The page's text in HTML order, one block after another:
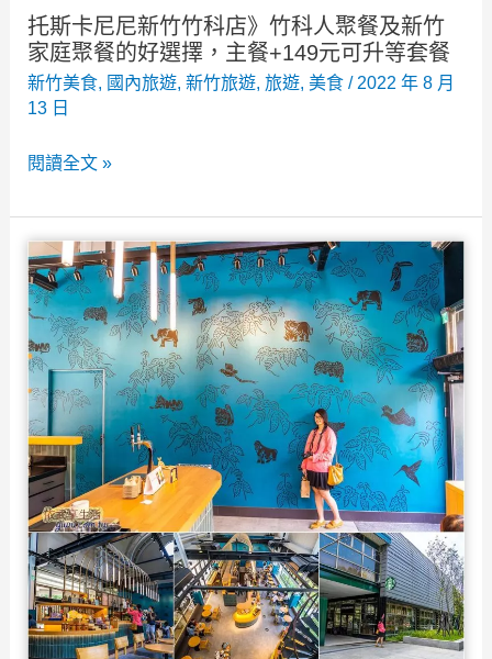
室、
漫
畫
無
看，
下
午
茶
火
車
的
好
地
方！
含
交
通、
停
托斯卡尼尼新竹竹科店》竹科人聚餐及新竹
家庭聚餐的好選擇，主餐+149元可升等套餐
新竹美食, 國內旅遊, 新竹旅遊, 旅遊, 美食/ 2022 年 8 月
13 日
托
尼
尼
新
竹
竹
科
店》
竹
科
人
聚
餐
及
閱讀全文 »